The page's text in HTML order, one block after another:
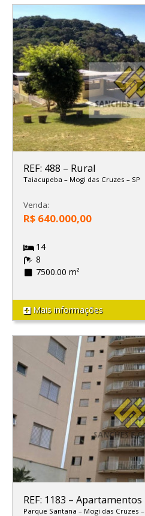
REF: 488 – Rural
Taiacupeba – Mogi das Cruzes – SP
Venda:
R$ 640.000,00
14
8
7500.00 m²
Mais informações
REF: 1183 – Apartamentos
Parque Santana – Mogi das Cruzes –